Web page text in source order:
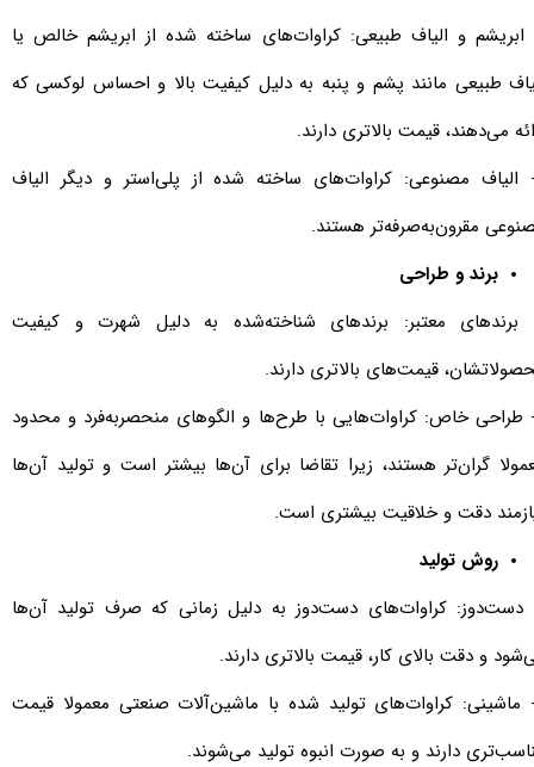
ابریشم و الیاف طبیعی: کراوات‌های ساخته شده از ابریشم خالص یا
طبیعی مانند پشم و پنبه به دلیل کیفیت بالا و احساس لوکسی که
می‌دهند، قیمت بالاتری دارند.
الیاف مصنوعی: کراوات‌های ساخته شده از پلی‌استر و دیگر الیاف
مقرون‌به‌صرفه‌تر هستند.
برند و طراحی
برندهای معتبر: برندهای شناخته‌شده به دلیل شهرت و کیفیت
قیمت‌های بالاتری دارند.
طراحی خاص: کراوات‌هایی با طرح‌ها و الگوهای منحصر‌به‌فرد و محدود
گران‌تر هستند، زیرا تقاضا برای آن‌ها بیشتر است و تولید آن‌ها
دقت و خلاقیت بیشتری است.
روش تولید
دست‌دوز: کراوات‌های دست‌دوز به دلیل زمانی که صرف تولید آن‌ها
و دقت بالای کار، قیمت بالاتری دارند.
ماشینی: کراوات‌های تولید شده با ماشین‌آلات صنعتی معمولا قیمت
دارند و به صورت انبوه تولید می‌شوند.